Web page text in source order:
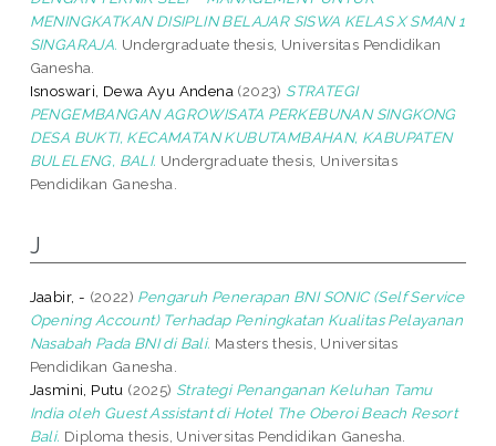
MENINGKATKAN DISIPLIN BELAJAR SISWA KELAS X SMAN 1
SINGARAJA. Undergraduate thesis, Universitas Pendidikan
Ganesha.
Isnoswari, Dewa Ayu Andena (2023) STRATEGI
PENGEMBANGAN AGROWISATA PERKEBUNAN SINGKONG
DESA BUKTI, KECAMATAN KUBUTAMBAHAN, KABUPATEN
BULELENG, BALI. Undergraduate thesis, Universitas
Pendidikan Ganesha.
J
Jaabir, - (2022) Pengaruh Penerapan BNI SONIC (Self Service
Opening Account) Terhadap Peningkatan Kualitas Pelayanan
Nasabah Pada BNI di Bali. Masters thesis, Universitas
Pendidikan Ganesha.
Jasmini, Putu (2025) Strategi Penanganan Keluhan Tamu
India oleh Guest Assistant di Hotel The Oberoi Beach Resort
Bali. Diploma thesis, Universitas Pendidikan Ganesha.